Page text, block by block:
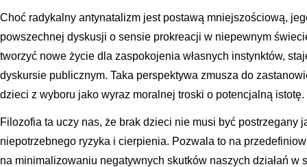
Choć radykalny antynatalizm jest postawą mniejszościową,
powszechnej dyskusji o sensie prokreacji w niepewnym
tworzyć nowe życie dla zaspokojenia własnych instynktów,
dyskursie publicznym. Taka perspektywa zmusza do
dzieci z wyboru jako wyraz moralnej troski o potencjalną istotę.
Filozofia ta uczy nas, że brak dzieci nie musi być postrzegany
niepotrzebnego ryzyka i cierpienia. Pozwala to na
na minimalizowaniu negatywnych skutków naszych działań